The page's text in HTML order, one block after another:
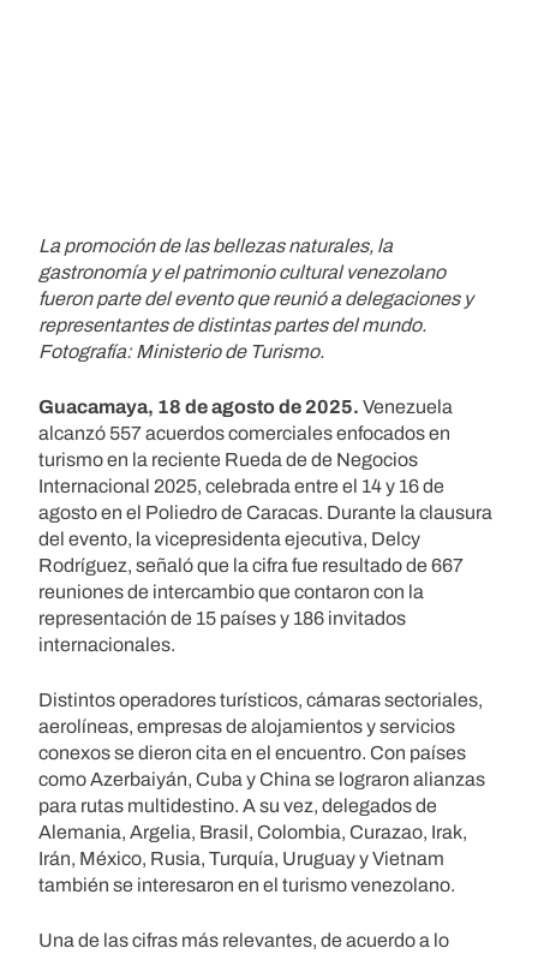
La promoción de las bellezas naturales, la
gastronomía y el patrimonio cultural venezolano
fueron parte del evento que reunió a delegaciones y
representantes de distintas partes del mundo.
Fotografía: Ministerio de Turismo.
Guacamaya, 18 de agosto de 2025. Venezuela
alcanzó 557 acuerdos comerciales enfocados en
turismo en la reciente Rueda de de Negocios
Internacional 2025, celebrada entre el 14 y 16 de
agosto en el Poliedro de Caracas. Durante la clausura
del evento, la vicepresidenta ejecutiva, Delcy
Rodríguez, señaló que la cifra fue resultado de 667
reuniones de intercambio que contaron con la
representación de 15 países y 186 invitados
internacionales.
Distintos operadores turísticos, cámaras sectoriales,
aerolíneas, empresas de alojamientos y servicios
conexos se dieron cita en el encuentro. Con países
como Azerbaiyán, Cuba y China se lograron alianzas
para rutas multidestino. A su vez, delegados de
Alemania, Argelia, Brasil, Colombia, Curazao, Irak,
Irán, México, Rusia, Turquía, Uruguay y Vietnam
también se interesaron en el turismo venezolano.
Una de las cifras más relevantes, de acuerdo a lo